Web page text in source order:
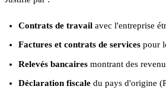
Contrats de travailavec l'entreprise
Factures et contrats de servicespour
Relevés bancairesmontrant des
Déclaration fiscaledu pays d'origine